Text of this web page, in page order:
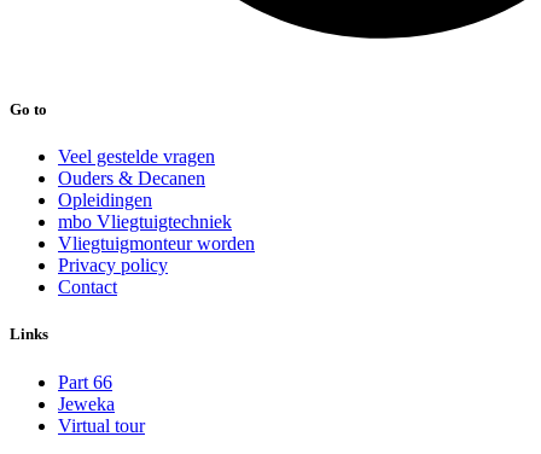
Go to
Veel gestelde vragen
Ouders & Decanen
Opleidingen
mbo Vliegtuigtechniek
Vliegtuigmonteur worden
Privacy policy
Contact
Links
Part 66
Jeweka
Virtual tour